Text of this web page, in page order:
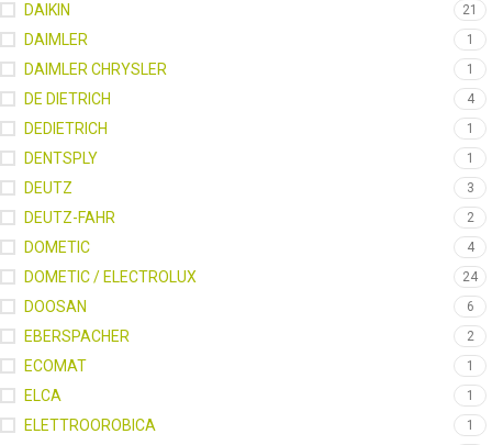
DAIKIN 21
DAIMLER 1
DAIMLER CHRYSLER 1
DE DIETRICH 4
DEDIETRICH 1
DENTSPLY 1
DEUTZ 3
DEUTZ-FAHR 2
DOMETIC 4
DOMETIC / ELECTROLUX 24
DOOSAN 6
EBERSPACHER 2
ECOMAT 1
ELCA 1
ELETTROOROBICA 1